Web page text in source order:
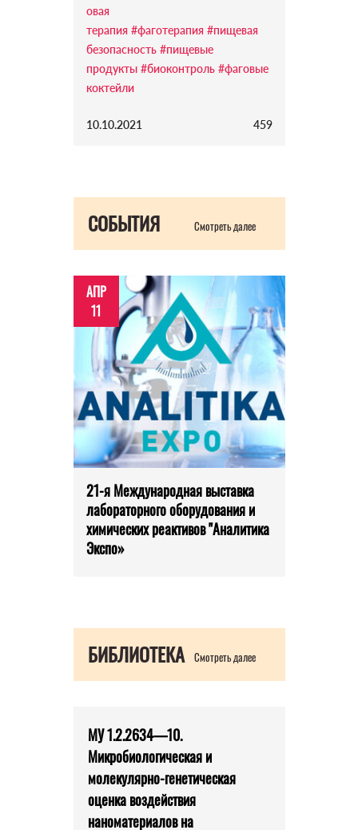
овая
терапия #фаготерапия #пищевая
безопасность #пищевые
продукты #биоконтроль #фаговые
коктейли
10.10.2021 459
СОБЫТИЯ Смотреть далее
АПР
11
21-я Международная выставка
лабораторного оборудования и
химических реактивов "Аналитика
Экспо»
БИБЛИОТЕКА Смотреть далее
МУ 1.2.2634—10.
Микробиологическая и
молекулярно-генетическая
оценка воздействия
наноматериалов на